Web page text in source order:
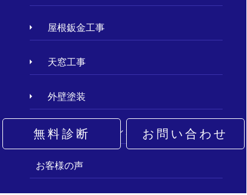
無料診断 お問い合わせ
屋根鈑金工事
天窓工事
外壁塗装
アパート・マンションの屋根修理
お客様の声